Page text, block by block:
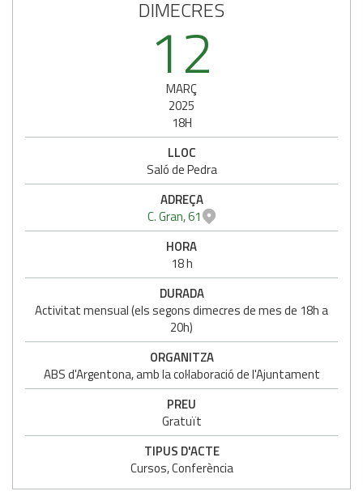
DIMECRES
12
MARÇ
2025
18H
LLOC
Saló de Pedra
ADREÇA
C. Gran, 61
HORA
18 h
DURADA
Activitat mensual (els segons dimecres de mes de 18h a
20h)
ORGANITZA
ABS d'Argentona, amb la col·laboració de l'Ajuntament
PREU
Gratuït
TIPUS D'ACTE
Cursos, Conferència